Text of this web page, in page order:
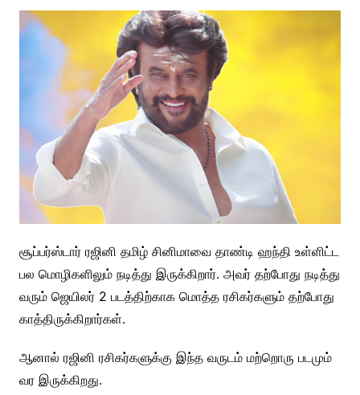
சூப்பர்ஸ்டார் ரஜினி தமிழ் சினிமாவை தாண்டி ஹந்தி உள்ளிட்ட
பல மொழிகளிலும் நடித்து இருக்கிறார். அவர் தற்போது நடித்து
வரும் ஜெயிலர் 2 படத்திற்காக மொத்த ரசிகர்களும் தற்போது
காத்திருக்கிறார்கள்.
ஆனால் ரஜினி ரசிகர்களுக்கு இந்த வருடம் மற்றொரு படமும்
வர இருக்கிறது.